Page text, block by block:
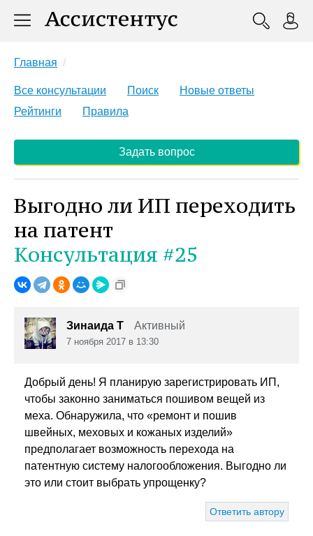
Главная
Все консультации Поиск
Новые ответы
Рейтинги
Правила
Задать вопрос
Выгодно ли ИП переходить
на патент
Консультация #25
Зинаида Т Активный
7 ноября 2017 в 13:30
Добрый день! Я планирую зарегистрировать ИП,
чтобы законно заниматься пошивом вещей из
меха. Обнаружила, что «ремонт и пошив
швейных, меховых и кожаных изделий»
предполагает возможность перехода на
патентную систему налогообложения. Выгодно ли
это или стоит выбрать упрощенку?
Ответить автору